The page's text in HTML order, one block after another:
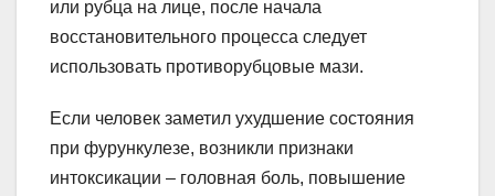
или рубца на лице, после начала
восстановительного процесса следует
использовать противорубцовые мази.
Если человек заметил ухудшение состояния
при фурункулезе, возникли признаки
интоксикации – головная боль, повышение